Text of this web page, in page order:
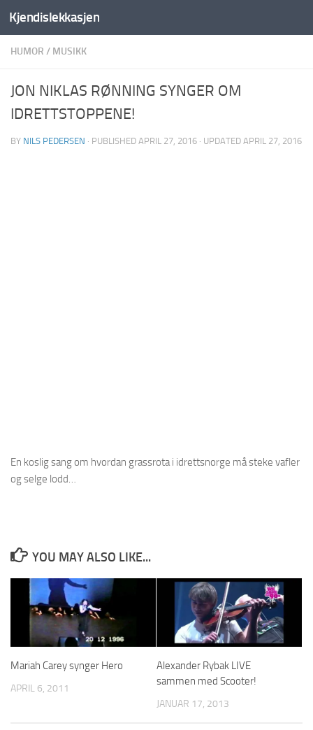
Skip to content
Kjendislekkasjen
HUMOR / MUSIKK
JON NIKLAS RØNNING SYNGER OM
IDRETTSTOPPENE!
BY NILS PEDERSEN · PUBLISHED APRIL 27, 2016 · UPDATED APRIL 27, 2016
En koslig sang om hvordan grassrota i idrettsnorge må steke vafler
og selge lodd…
YOU MAY ALSO LIKE...
Mariah Carey synger Hero
APRIL 6, 2011
Alexander Rybak LIVE
sammen med Scooter!
JANUAR 17, 2013